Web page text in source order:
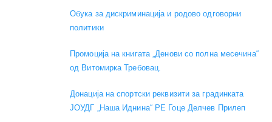
Обука за дискриминација и родово одговорни
политики
Промоција на книгата „Денови со полна месечина“
од Витомирка Требовац.
Донација на спортски реквизити за градинката
ЈОУДГ „Наша Иднина“ РЕ Гоце Делчев Прилеп